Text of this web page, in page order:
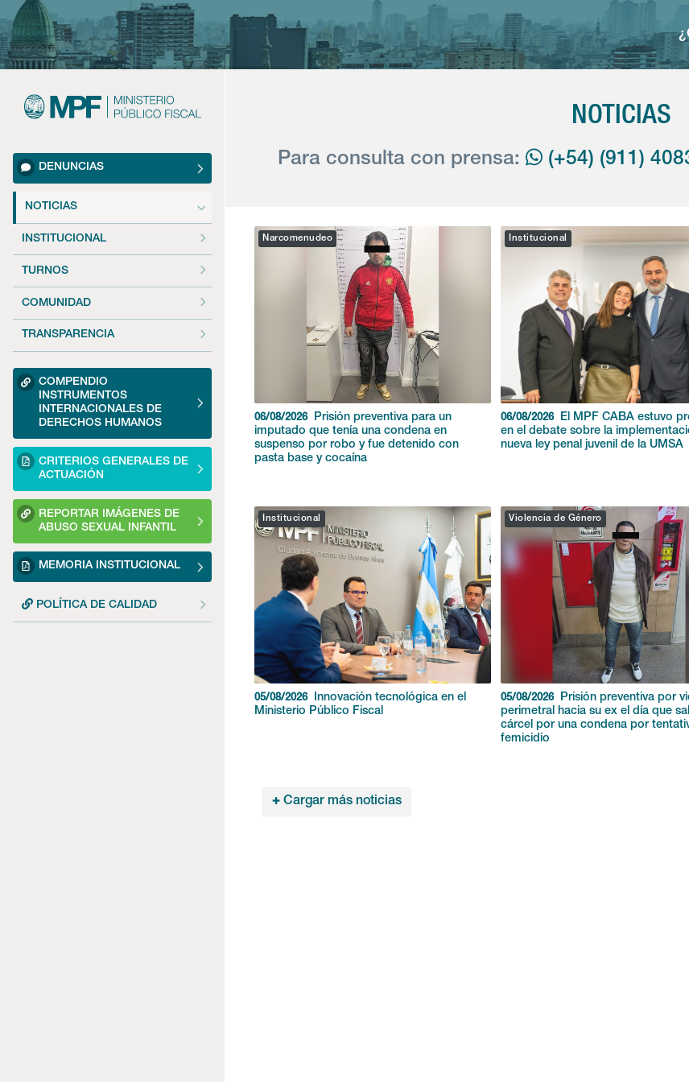
DENUNCIAS
NOTICIAS
INSTITUCIONAL
TURNOS
COMUNIDAD
TRANSPARENCIA
COMPENDIO
INSTRUMENTOS
INTERNACIONALES DE
DERECHOS HUMANOS
CRITERIOS GENERALES DE
ACTUACIÓN
REPORTAR IMÁGENES DE
ABUSO SEXUAL INFANTIL
MEMORIA INSTITUCIONAL
POLÍTICA DE CALIDAD
NOTICIAS
Para consulta con prensa: (+54) (911)
Narcomenudeo
06/08/2026
Prisión preventiva para un
imputado que tenía una condena en
suspenso por robo y fue detenido con
pasta base y cocaína
Institucional
06/08/2026
El MPF CABA estuvo
en el debate sobre la
nueva ley penal juvenil de la UMSA
Institucional
05/08/2026
Innovación tecnológica en el
Ministerio Público Fiscal
Violencia de Género
05/08/2026
Prisión preventiva por
perimetral hacia su ex el día que
cárcel por una condena por
femicidio
+ Cargar más noticias